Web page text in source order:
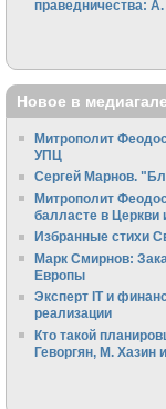
праведничества:
Новое в
Митрополит
УПЦ
Сергей Марнов.
Митрополит
балласте в Церкви
Избранные стихи
Марк Смирнов:
Европы
Эксперт IT и
реализации
Кто такой
Геворгян, М. Хазин